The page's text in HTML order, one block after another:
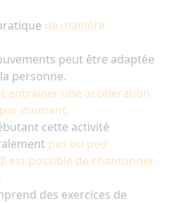
de manière
peut être adaptée
personne.
entrainer une accélération
moment.
cette activité
pas ou peu
est possible de chantonner
des exercices de